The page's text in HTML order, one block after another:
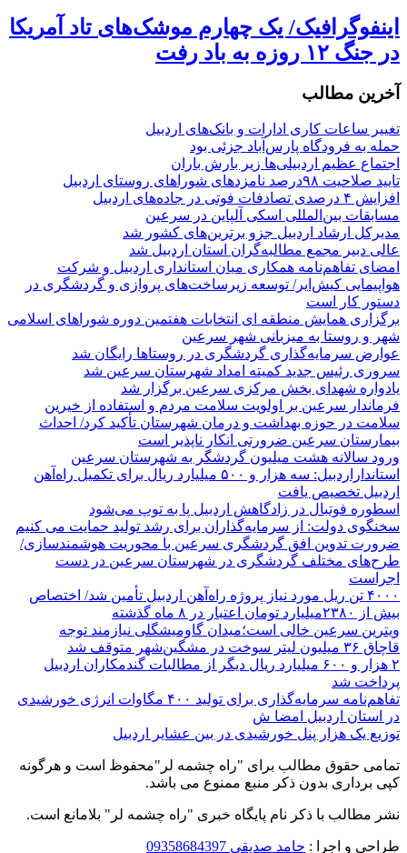
اینفوگرافیک/ یک چهارم موشک‌های تاد آمریکا
در جنگ ۱۲ روزه به باد رفت
آخرین مطالب
تغییر ساعات کاری ادارات و بانک‌های اردبیل
حمله به فرودگاه پارس‌‌آباد جزئی بود
اجتماع عظیم اردبیلی‌ها زیر بارش باران
تایید صلاحیت ۹۸درصد نامزدهای شوراهای روستای اردبیل
افزایش ۴ درصدی تصادفات فوتی در جاده‌های اردبیل
مسابقات بین‌المللی اسکی آلپاین در سرعین
مدیرکل ارشاد اردبیل جزو برترین‌های کشور شد
عالی دبیر مجمع مطالبه‌گران استان اردبیل شد
امضای تفاهم‌نامه همکاری میان استانداری اردبیل و شرکت
هواپیمایی کیش‌ایر/ توسعه زیرساخت‌های پروازی و گردشگری در
دستور کار است
برگزاری همایش منطقه ای انتخابات هفتمین دوره شوراهای اسلامی
شهر و روستا به میزبانی شهر سرعین
عوارض سرمایه‌گذاری گردشگری در روستاها رایگان شد
سروری رئیس جدید کمیته امداد شهرستان سرعین شد
یادواره شهدای بخش مرکزی سرعین برگزار شد
فرماندار سرعین بر اولویت سلامت مردم و استفاده از خیرین
سلامت در حوزه بهداشت و درمان شهرستان تأکید کرد/ احداث
بیمارستان سرعین ضرورتی انکار ناپذیر است
ورود سالانه هشت میلیون گردشگر به شهرستان سرعین
استانداراردبیل: سه هزار و ۵۰۰ میلیارد ریال برای تکمیل راه‌آهن
اردبیل تخصیص یافت
اسطوره فوتبال در زادگاهش اردبیل پا به توپ می‌شود
سخنگوی دولت: از سرمایه‌گذاران برای رشد تولید حمایت می کنیم
ضرورت تدوین افق گردشگری سرعین با محوریت هوشمندسازی/
طرح‌های مختلف گردشگری در شهرستان سرعین در دست
اجراست
۴۰۰۰ تن ریل مورد نیاز پروژه راه‌آهن اردبیل تأمین شد/ اختصاص
بیش از ۲۳۸۰میلیارد تومان اعتبار در ۸ ماه گذشته
ویترین سرعین خالی است؛میدان گاومیشگلی نیازمند توجه
قاچاق ۳۶ میلیون لیتر سوخت در مشگین‌شهر متوقف شد
۲ هزار و ۶۰۰‌ میلیارد ریال دیگر از مطالبات گندمکاران اردبیل
پرداخت شد
تفاهم‌نامه سرمایه‌گذاری برای تولید ۴۰۰ مگاوات انرژی خورشیدی
در استان اردبیل امضا ش
توزیع یک هزار پنل خورشیدی در بین عشایر اردبیل
تمامی حقوق مطالب برای "راه چشمه لر"محفوظ است و هرگونه
کپی برداری بدون ذکر منبع ممنوع می باشد.
نشر مطالب با ذکر نام پایگاه خبری "راه چشمه لر" بلامانع است.
طراحی و اجرا : حامد صدیقی 09358684397